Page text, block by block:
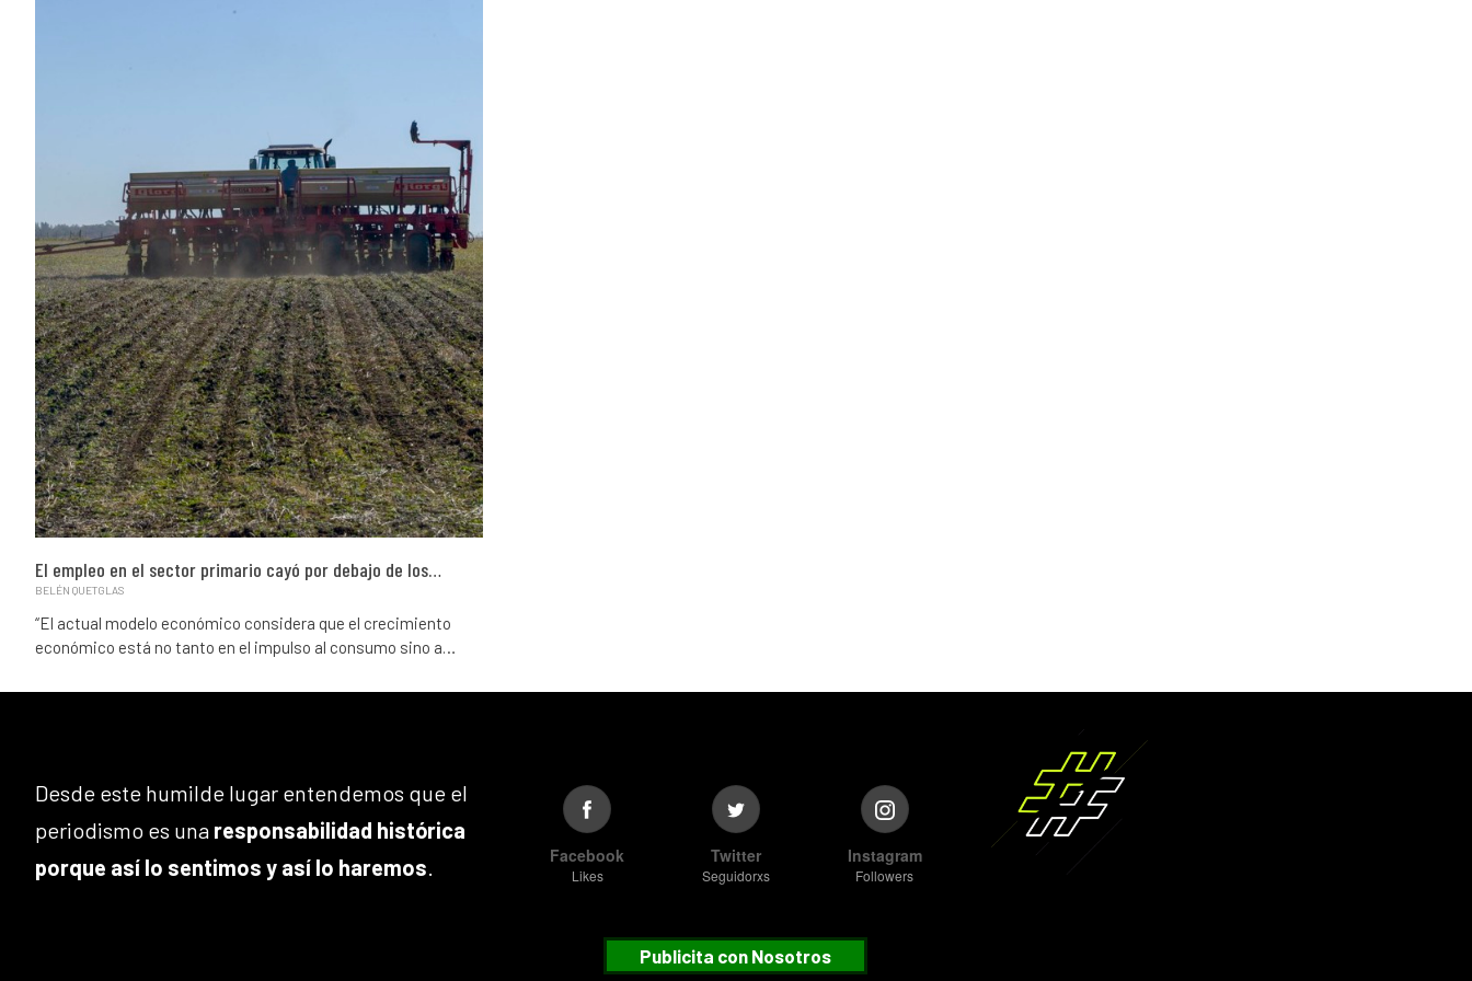
El empleo en el sector primario cayó por debajo de los…
BELÉN QUETGLAS
“El actual modelo económico considera que el crecimiento
económico está no tanto en el impulso al consumo sino a…
Desde este humilde lugar entendemos que el
periodismo es una responsabilidad histórica
porque así lo sentimos y así lo haremos
Facebook
Likes
Twitter
Seguidorxs
Instagram
Followers
Publicita con Nosotros